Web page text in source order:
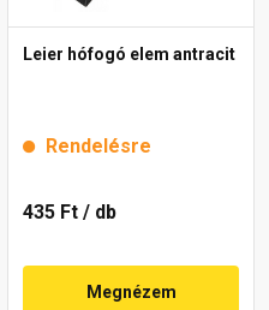
Leier hófogó elem antracit
Rendelésre
435 Ft / db
Megnézem